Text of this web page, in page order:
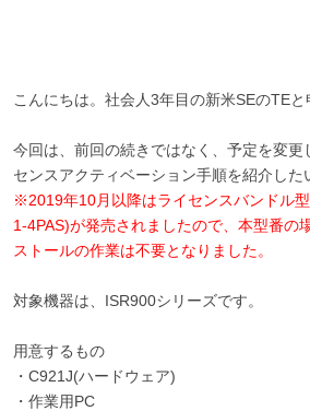
こんにちは。社会人3年目の新米SEのTEと
今回は、前回の続きではなく、予定を変更
センスアクティベーション手順を紹介した
※2019年10月以降はライセンスバンドル
1-4PAS)が発売されましたので、本型番の
ストールの作業は不要となりました。
対象機器は、ISR900シリーズです。
用意するもの
・C921J(ハードウェア)
・作業用PC